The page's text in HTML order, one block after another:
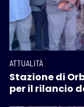
ATTUALITÀ
Stazione di
per il rilancio